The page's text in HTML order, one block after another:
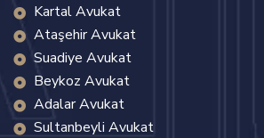
Kartal Avukat
Ataşehir Avukat
Suadiye Avukat
Beykoz Avukat
Adalar Avukat
Sultanbeyli Avukat